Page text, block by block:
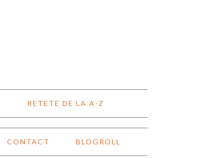
RETETE DE LA A-Z
CONTACT BLOGROLL